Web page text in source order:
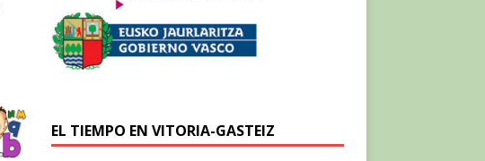
EL TIEMPO EN VITORIA-GASTEIZ